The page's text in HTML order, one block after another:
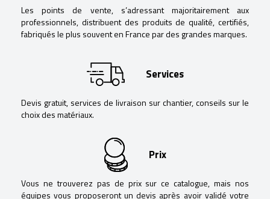
Les points de vente, s’adressant majoritairement aux
professionnels, distribuent des produits de qualité, certifiés,
fabriqués le plus souvent en France par des grandes marques.
Services
Devis gratuit, services de livraison sur chantier, conseils sur le
choix des matériaux.
Prix
Vous ne trouverez pas de prix sur ce catalogue, mais nos
équipes vous proposeront un devis après avoir validé votre